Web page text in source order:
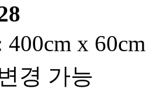
x 60cm
경 가능